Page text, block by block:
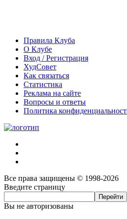
Правила Клуба
О Клубе
Вход / Регистрация
ХудСовет
Как связаться
Статистика
Реклама на сайте
Вопросы и ответы
Политика
Все права защищены © 1998-2026
Введите страницу
Вы не авторизованы